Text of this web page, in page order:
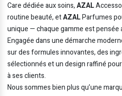
Care dédiée aux soins,AZAL
routine beauté, etAZALParfumes
unique — chaque gamme est pensée
Engagée dans une démarche
sur des formules innovantes, des
sélectionnés et un design raffiné
à ses clients.
Nous sommes bien plus qu’une